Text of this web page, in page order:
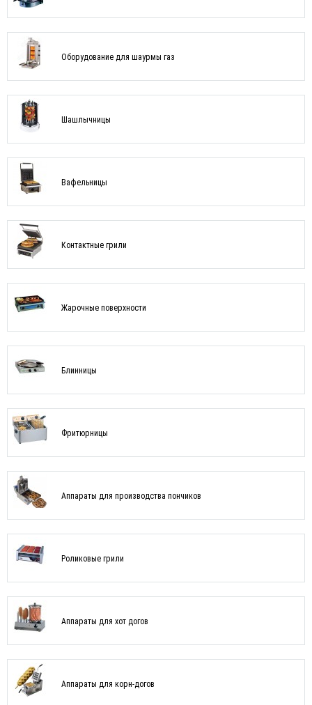
Оборудование для шаурмы газ
Шашлычницы
Вафельницы
Контактные грили
Жарочные поверхности
Блинницы
Фритюрницы
Аппараты для производства пончиков
Роликовые грили
Аппараты для хот догов
Аппараты для корн-догов